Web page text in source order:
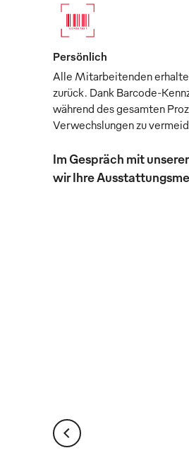
Persönlich
Alle Mitarbeitenden
zurück. Dank Barcode-
während des gesamten
Verwechslungen zu
Im Gespräch mit
wir Ihre